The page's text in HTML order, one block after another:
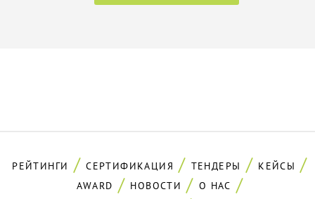
РЕЙТИНГИ СЕРТИФИКАЦИЯ ТЕНДЕРЫ
КЕЙСЫ
AWARD
НОВОСТИ
О НАС